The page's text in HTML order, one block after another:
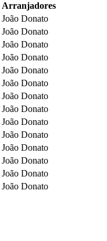
Arranjadores
João Donato
João Donato
João Donato
João Donato
João Donato
João Donato
João Donato
João Donato
João Donato
João Donato
João Donato
João Donato
João Donato
João Donato